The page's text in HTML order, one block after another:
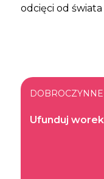
odcięci od
DOBROCZYNNE
Ufunduj